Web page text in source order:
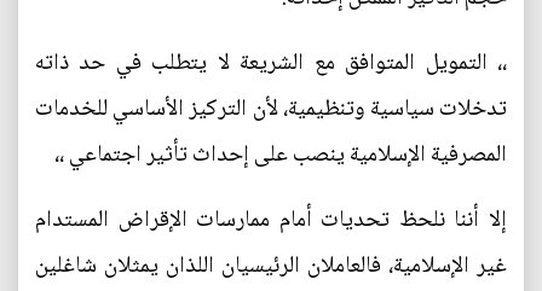
،، التمويل المتوافق مع الشريعة لا يتطلب في حد ذاته
تدخلات سياسية وتنظيمية، لأن التركيز الأساسي للخدمات
المصرفية الإسلامية ينصب على إحداث تأثير اجتماعي ،،
إلا أننا نلحظ تحديات أمام ممارسات الإقراض المستدام
غير الإسلامية، فالعاملان الرئيسيان اللذان يمثلان شاغلين